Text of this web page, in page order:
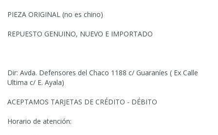
PIEZA ORIGINAL (no es chino)
REPUESTO GENUINO, NUEVO E IMPORTADO
Dir: Avda. Defensores del Chaco 1188 c/ Guaraníes ( Ex Calle
Ultima c/ E. Ayala)
ACEPTAMOS TARJETAS DE CRÉDITO - DÉBITO
Horario de atención: